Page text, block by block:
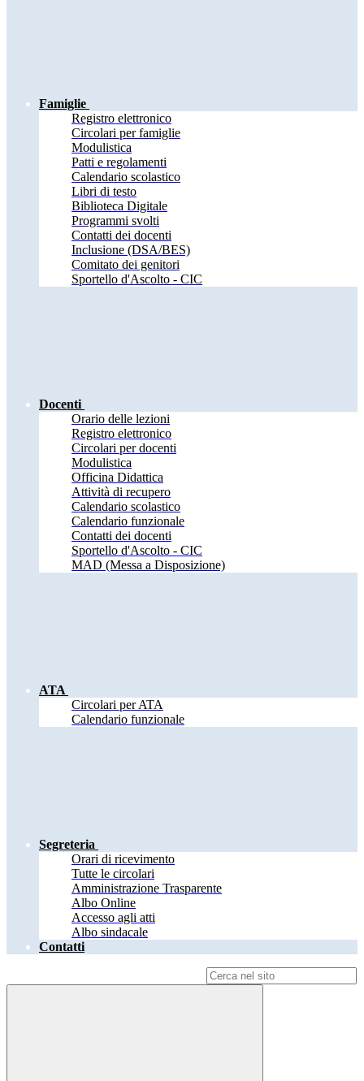
Famiglie
Registro elettronico
Circolari per famiglie
Modulistica
Patti e regolamenti
Calendario scolastico
Libri di testo
Biblioteca Digitale
Programmi svolti
Contatti dei docenti
Inclusione (DSA/BES)
Comitato dei genitori
Sportello d'Ascolto - CIC
Docenti
Orario delle lezioni
Registro elettronico
Circolari per docenti
Modulistica
Officina Didattica
Attività di recupero
Calendario scolastico
Calendario funzionale
Contatti dei docenti
Sportello d'Ascolto - CIC
MAD (Messa a Disposizione)
ATA
Circolari per ATA
Calendario funzionale
Segreteria
Orari di ricevimento
Tutte le circolari
Amministrazione Trasparente
Albo Online
Accesso agli atti
Albo sindacale
Contatti